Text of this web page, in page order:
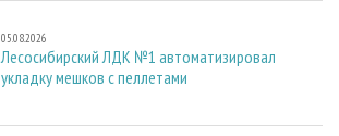
05.08.2026
Лесосибирский ЛДК №1 автоматизировал
укладку мешков с пеллетами